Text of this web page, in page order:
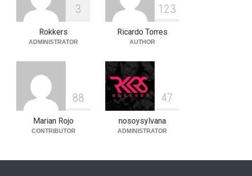
3
Rokkers
ADMINISTRATOR
1 23
Ricardo Torres
AUTHOR
88
Marian Rojo
CONTRIBUTOR
47
nosoysylvana
ADMINISTRATOR